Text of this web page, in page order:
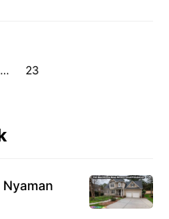
… Halaman
23